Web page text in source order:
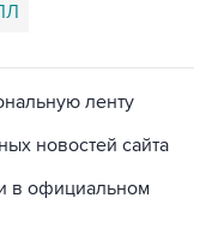
ленту
новостей сайта
в официальном